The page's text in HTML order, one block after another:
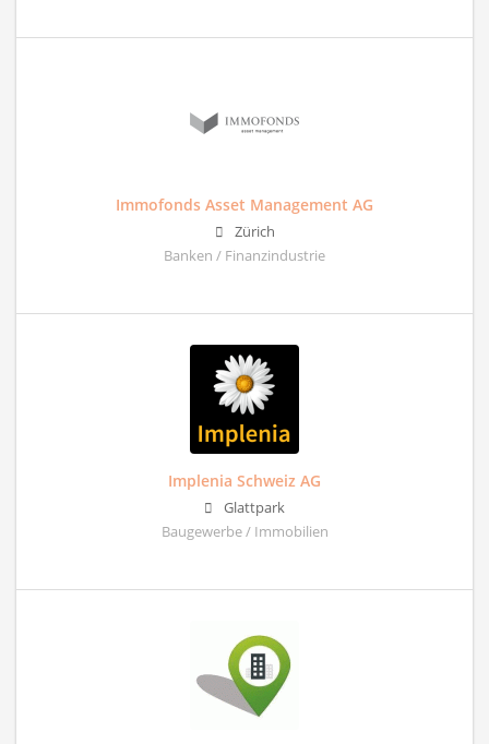
Immofonds Asset Management AG
Zürich
Banken / Finanzindustrie
Implenia Schweiz AG
Glattpark
Baugewerbe / Immobilien